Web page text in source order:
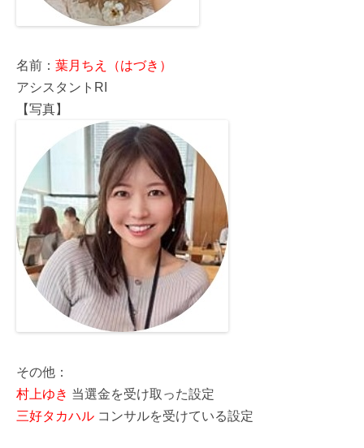
名前： 葉月ちえ（はづき）
アシスタントRI
【写真】
その他：
村上ゆき 当選金を受け取った設定
三好タカハル コンサルを受けている設定